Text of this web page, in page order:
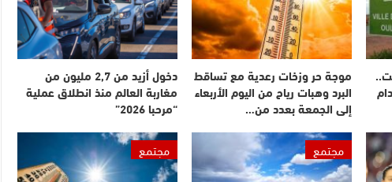
موجة حر وزخات رعدية مع تساقط
البرد وهبات رياح من اليوم الأربعاء
إلى الجمعة بعدد من…
دخول أزيد من 2,7 مليون من
مغاربة العالم منذ انطلاق عملية
“مرحبا 2026”
مجتمع مجتمع